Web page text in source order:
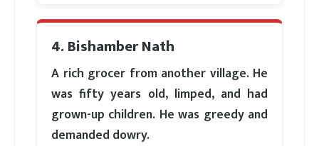
4. Bishamber Nath
A rich grocer from another village. He
was fifty years old, limped, and had
grown-up children. He was greedy and
demanded dowry.